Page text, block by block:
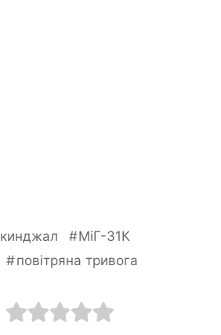
кинджал
МіГ-31К
повітряна тривога